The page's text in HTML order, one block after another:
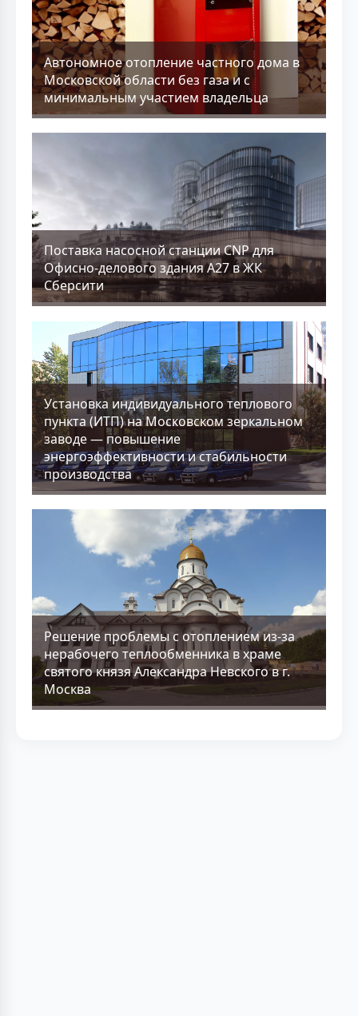
Aвтономное отопление частного дома в
Московской области без газа и с
минимальным участием владельца
Поставка насосной станции CNP для
Офисно-делового здания А27 в ЖК
Сберсити
Установка индивидуального теплового
пункта (ИТП) на Московском зеркальном
заводе — повышение
энергоэффективности и стабильности
производства
Решение проблемы с отоплением из-за
нерабочего теплообменника в храме
святого князя Александра Невского в г.
Москва